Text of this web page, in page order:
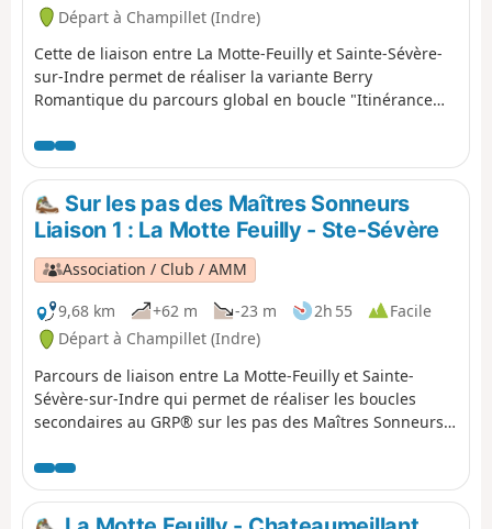
Départ à Champillet (Indre)
Cette de liaison entre La Motte-Feuilly et Sainte-Sévère-
sur-Indre permet de réaliser la variante Berry
Romantique du parcours global en boucle "Itinérance
Bourbonnais".
Sur les pas des Maîtres Sonneurs
Liaison 1 : La Motte Feuilly - Ste-Sévère
Association / Club / AMM
9,68 km
+62 m -23 m 2h 55
Facile
Départ à Champillet (Indre)
Parcours de liaison entre La Motte-Feuilly et Sainte-
Sévère-sur-Indre qui permet de réaliser les boucles
secondaires au GRP® sur les pas des Maîtres Sonneurs:
inverse)